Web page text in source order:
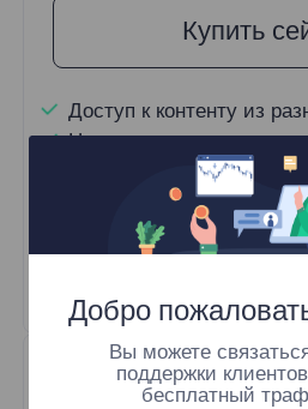
Купить
Доступ к контенту из
Неограниченные
100M+ Отличные
Автоматическая
HTTP(S)/SOCKS5
Добро
Вы можете
поддержки
бесплатный